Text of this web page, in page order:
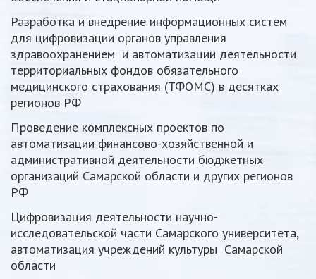
Разработка и внедрение информационных систем
для цифровизации органов управления
здравоохранением и автоматизации деятельности
территориальных фондов обязательного
медицинского страхования (ТФОМС) в десятках
регионов РФ
Проведение комплексных проектов по
автоматизации финансово-хозяйственной и
административной деятельности бюджетных
организаций Самарской области и других регионов
РФ
Цифровизация деятельности научно-
исследовательской части Самарского университета,
автоматизация учреждений культуры Самарской
области